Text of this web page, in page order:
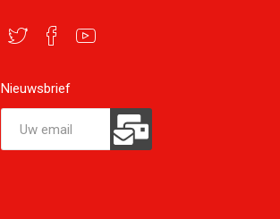
Nieuwsbrief